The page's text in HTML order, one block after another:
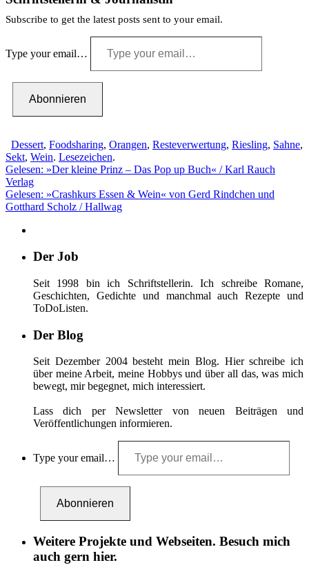
Subscribe to get the latest posts sent to your email.
Type your email…
Abonnieren
Dessert, Foodsharing, Orangen, Resteverwertung, Riesling, Sahne,
Sekt, Wein. Lesezeichen.
Gelesen: »Der kleine Prinz – Das Pop up Buch« / Karl Rauch
Verlag
Gelesen: »Crashkurs Essen & Wein« von Gerd Rindchen und
Gotthard Scholz / Hallwag
Der Job
Seit 1998 bin ich Schriftstellerin. Ich schreibe Romane,
Geschichten, Gedichte und manchmal auch Rezepte und
ToDoListen.
Der Blog
Seit Dezember 2004 besteht mein Blog. Hier schreibe ich
über meine Arbeit, meine Hobbys und über all das, was mich
bewegt, mir begegnet, mich interessiert.
Lass dich per Newsletter von neuen Beiträgen und
Veröffentlichungen informieren.
Type your email…
Abonnieren
Weitere Projekte und Webseiten. Besuch mich
auch gern hier.